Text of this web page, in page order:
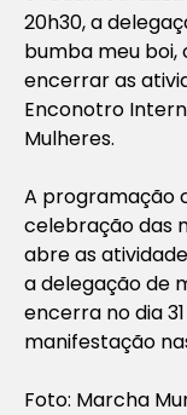
20h30, a
bumba meu boi,
encerrar as
Enconotro
Mulheres.
A programação
celebração das
abre as
a delegação de
encerra no dia
manifestação
Foto: Marcha